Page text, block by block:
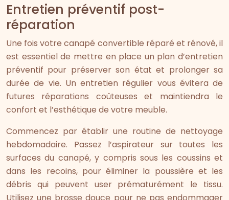
Entretien préventif post-
réparation
Une fois votre canapé convertible réparé et rénové, il
est essentiel de mettre en place un plan d’entretien
préventif pour préserver son état et prolonger sa
durée de vie. Un entretien régulier vous évitera de
futures réparations coûteuses et maintiendra le
confort et l’esthétique de votre meuble.
Commencez par établir une routine de nettoyage
hebdomadaire. Passez l’aspirateur sur toutes les
surfaces du canapé, y compris sous les coussins et
dans les recoins, pour éliminer la poussière et les
débris qui peuvent user prématurément le tissu.